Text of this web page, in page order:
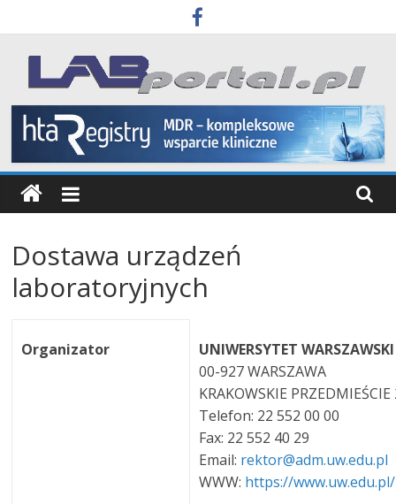
to
content
Labportal
Laboratoria
Aparatura
Badania
Dostawa urządzeń
laboratoryjnych
Organizator
UNIWERSYTET WARSZAWSKI
00-927 WARSZAWA
KRAKOWSKIE
Telefon: 22 552 00 00
Fax: 22 552 40 29
Email: rektor@adm.uw.edu.pl
WWW: https://www.uw.edu.pl/